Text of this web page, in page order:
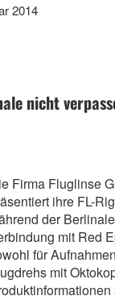
2014
nicht
Firma Fluglinse
ihre FL-
der
mit Red
für
mit